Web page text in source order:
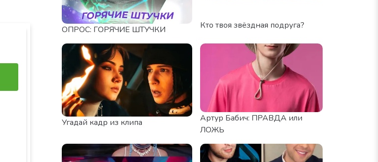
ОПРОС: ГОРЯЧИЕ ШТУЧКИ Кто твоя звёздная подруга?
Угадай кадр из клипа
Артур Бабич: ПРАВДА или
ЛОЖЬ